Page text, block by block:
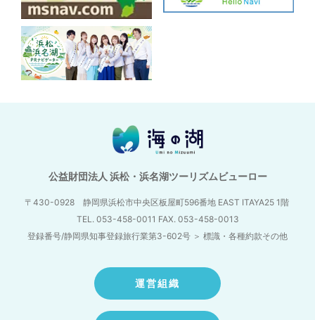
公益財団法人 浜松・浜名湖ツーリズムビューロー
〒430-0928 静岡県浜松市中央区板屋町596番地 EAST ITAYA25 1階
TEL. 053-458-0011 FAX. 053-458-0013
登録番号/静岡県知事登録旅行業第3-602号 ＞ 標識・各種約款その他
運営組織